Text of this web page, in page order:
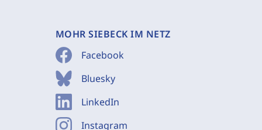
MOHR SIEBECK IM NETZ
Facebook
Bluesky
LinkedIn
Instagram